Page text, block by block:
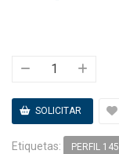
Etiquetas: PERFIL